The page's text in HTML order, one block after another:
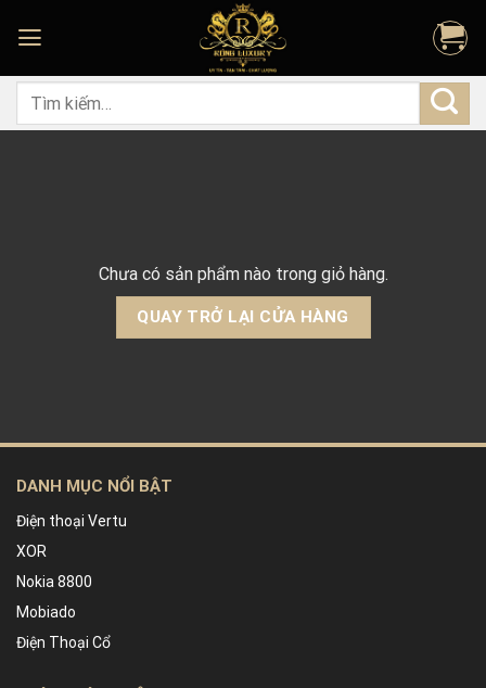
Tìm
Chưa có sản phẩm nào trong giỏ hàng.
QUAY TRỞ LẠI CỬA HÀNG
DANH MỤC NỔI BẬT
Điện thoại Vertu
XOR
Nokia 8800
Mobiado
Điện Thoại Cổ